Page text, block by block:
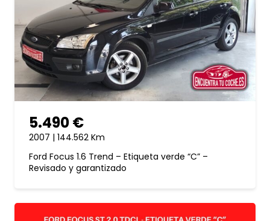
5.490 €
2007 | 144.562 Km
Ford Focus 1.6 Trend – Etiqueta verde “C” –
Revisado y garantizado